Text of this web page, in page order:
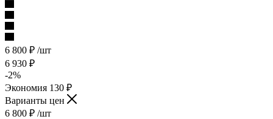
6 800 ₽ /шт
6 930 ₽
-2%
Экономия 130 ₽
Варианты цен
6 800 ₽ /шт